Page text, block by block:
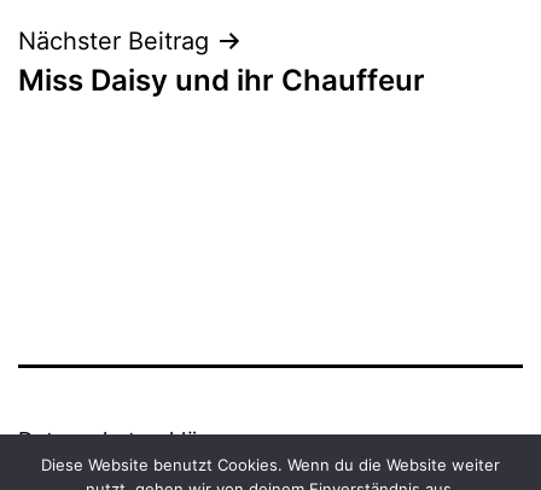
Nächster Beitrag
Miss Daisy und ihr Chauffeur
Datenschutzerklärung
Diese Website benutzt Cookies. Wenn du die Website weiter